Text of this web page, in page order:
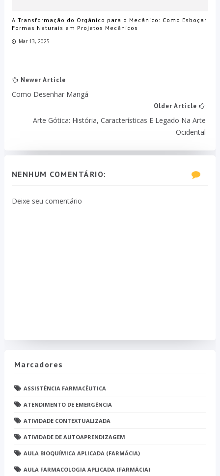
A Transformação do Orgânico para o Mecânico: Como Esboçar
Formas Naturais em Projetos Mecânicos
Mar 13, 2025
Newer Article
Como Desenhar Mangá
Older Article
Arte Gótica: História, Características E Legado Na Arte
Ocidental
NENHUM COMENTÁRIO:
Deixe seu comentário
Marcadores
ASSISTÊNCIA FARMACÊUTICA
ATENDIMENTO DE EMERGÊNCIA
ATIVIDADE CONTEXTUALIZADA
ATIVIDADE DE AUTOAPRENDIZAGEM
AULA BIOQUÍMICA APLICADA (FARMÁCIA)
AULA FARMACOLOGIA APLICADA (FARMÁCIA)